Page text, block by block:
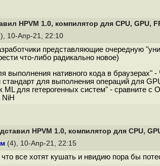
HPVM 1.0, компилятор для CPU, GPU,
10-Апр-21, 22:10
представляющие очередную
что-либо радикально новое)
выполнения нативного кода в браузерах"
для выполнения операций для
для гетерогенных систем" - сравните
HPVM 1.0, компилятор для CPU,
(4), 10-Апр-21, 22:15
все хотят кушать и нвидию пора бы